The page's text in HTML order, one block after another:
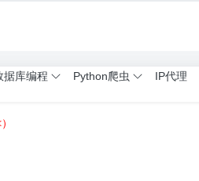
据库编程 Python爬虫 IP代理